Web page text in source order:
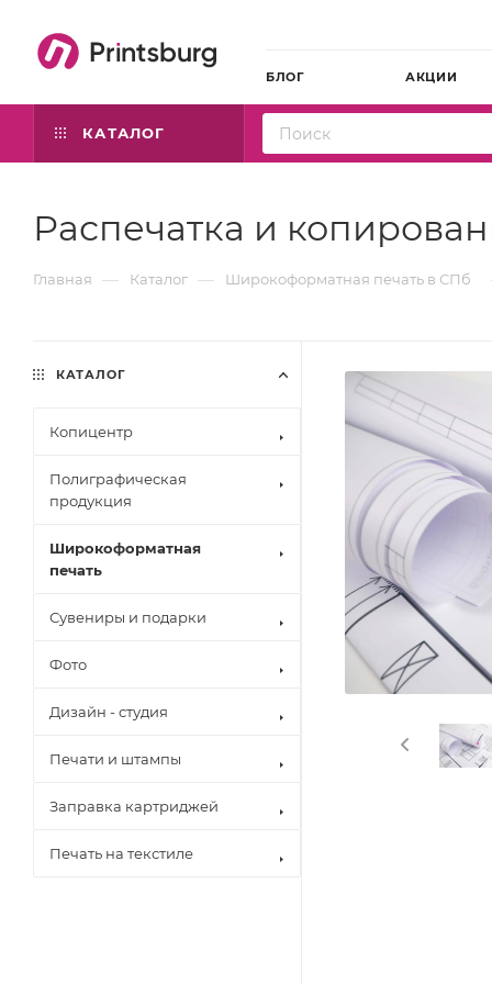
БЛОГ АКЦИИ
КАТАЛОГ
Распечатка и
Главная — Каталог — Широкоформатная печать в СПб
КАТАЛОГ
Копицентр
Полиграфическая
продукция
Широкоформатная
печать
Сувениры и подарки
Фото
Дизайн - студия
Печати и штампы
Заправка картриджей
Печать на текстиле